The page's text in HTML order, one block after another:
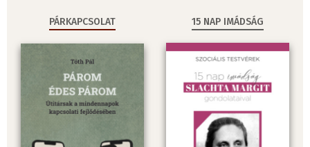
PÁRKAPCSOLAT 15 NAP IMÁDSÁG